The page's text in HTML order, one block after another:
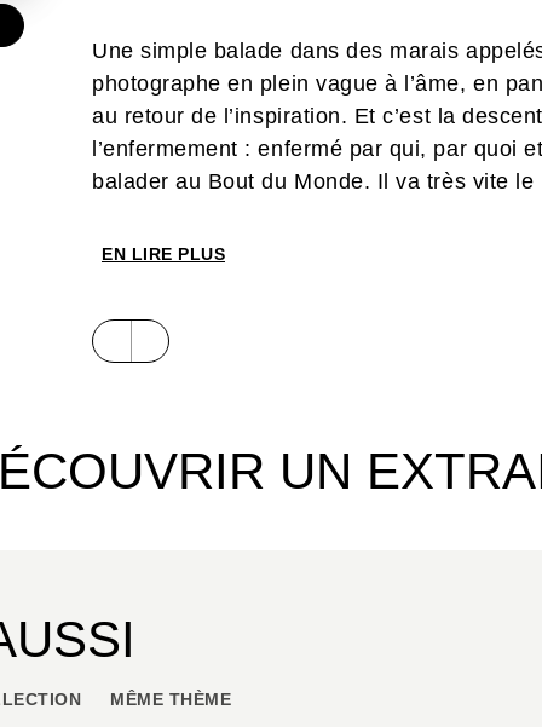
Une simple balade dans des marais
photographe en plein vague à l’âme, en
au retour de l’inspiration. Et c’est la
l’enfermement : enfermé par qui, par
balader au Bout du Monde. Il va très vite le
EN LIRE PLUS
UN
MÊME THÈME